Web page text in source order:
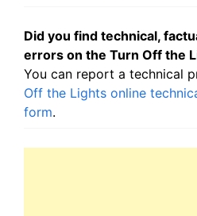
Did you find technical,
errors on the Turn Off the
You can report a technical
Off the Lights online
form.